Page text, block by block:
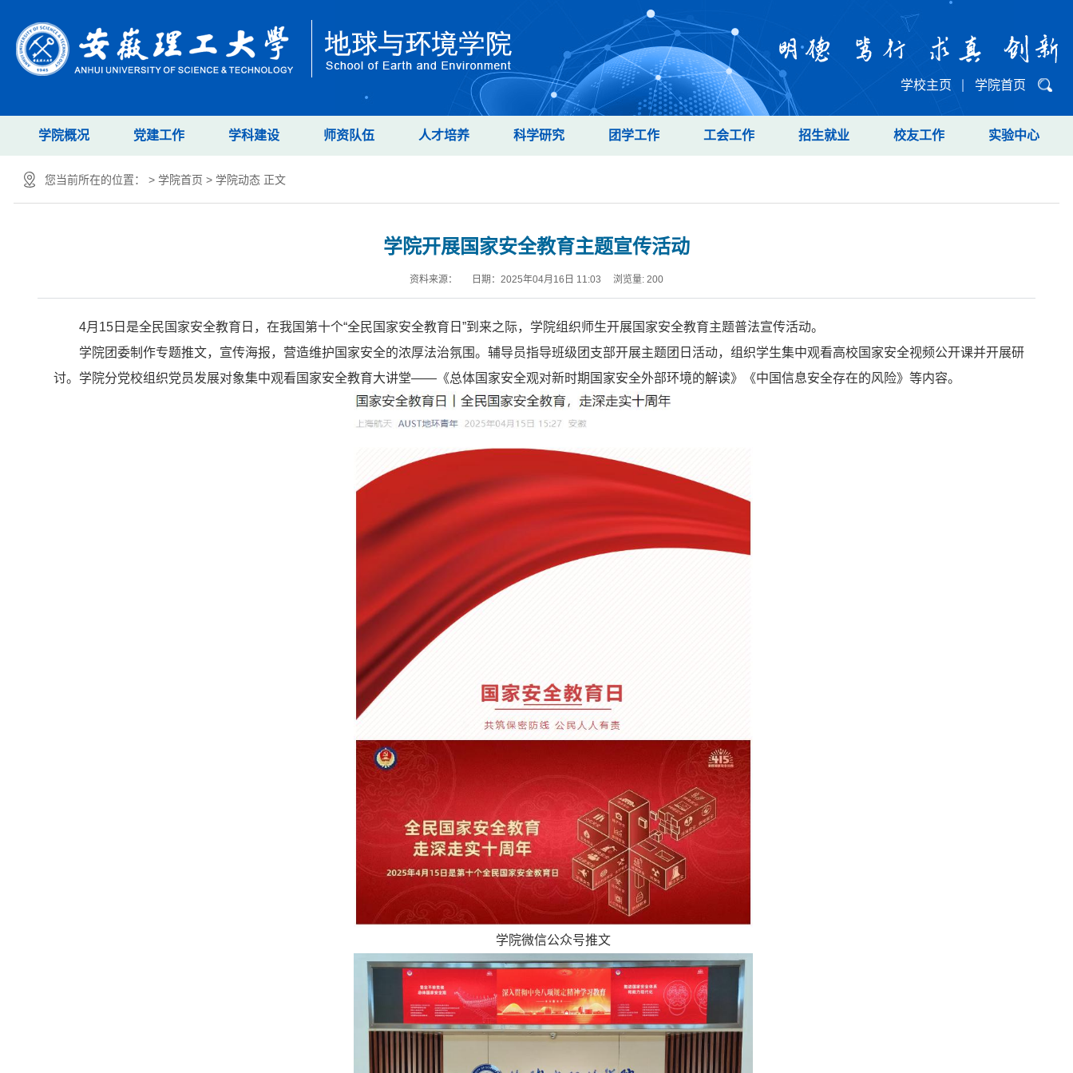
学校主页 学院首页
学院概况 党建工作 学科建设 师资队伍 人才培养 科学研究 团学工作 工会工作 招生就业 校友工作 实验中心
您当前所在的位置： > 学院首页 > 学院动态 正文
学院开展国家安全教育主题宣传活动
资料来源： 日期：2025年04月16日 11:03 浏览量: 200
4月15日是全民国家安全教育日，在我国第十个“全民国家安全教育日”到来之际，学院组织师生开展国家安全教育主题普法宣传活动。
学院团委制作专题推文，宣传海报，营造维护国家安全的浓厚法治氛围。辅导员指导班级团支部开展主题团日活动，组织学生集中观看高校国家安全视频公开课并开展研
讨。学院分党校组织党员发展对象集中观看国家安全教育大讲堂——《总体国家安全观对新时期国家安全外部环境的解读》《中国信息安全存在的风险》等内容。
学院微信公众号推文